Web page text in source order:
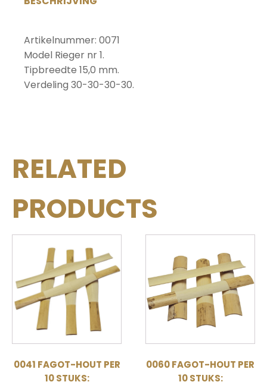
geprofileerd
Rieger
1,
maten
30-
30-
Artikelnummer: 0071
Model Rieger nr 1.
Tipbreedte 15,0 mm.
Verdeling 30-30-30-30.
RELATED
PRODUCTS
0041 FAGOT-HOUT PER
10 STUKS:
0060 FAGOT-HOUT PER
10 STUKS: